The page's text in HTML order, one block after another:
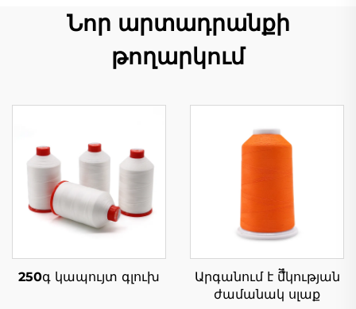
Նոր արտադրանքի
թողարկում
250գ կապույտ գլուխ
Արգանում է մืืկության
ժամանակ սլաք